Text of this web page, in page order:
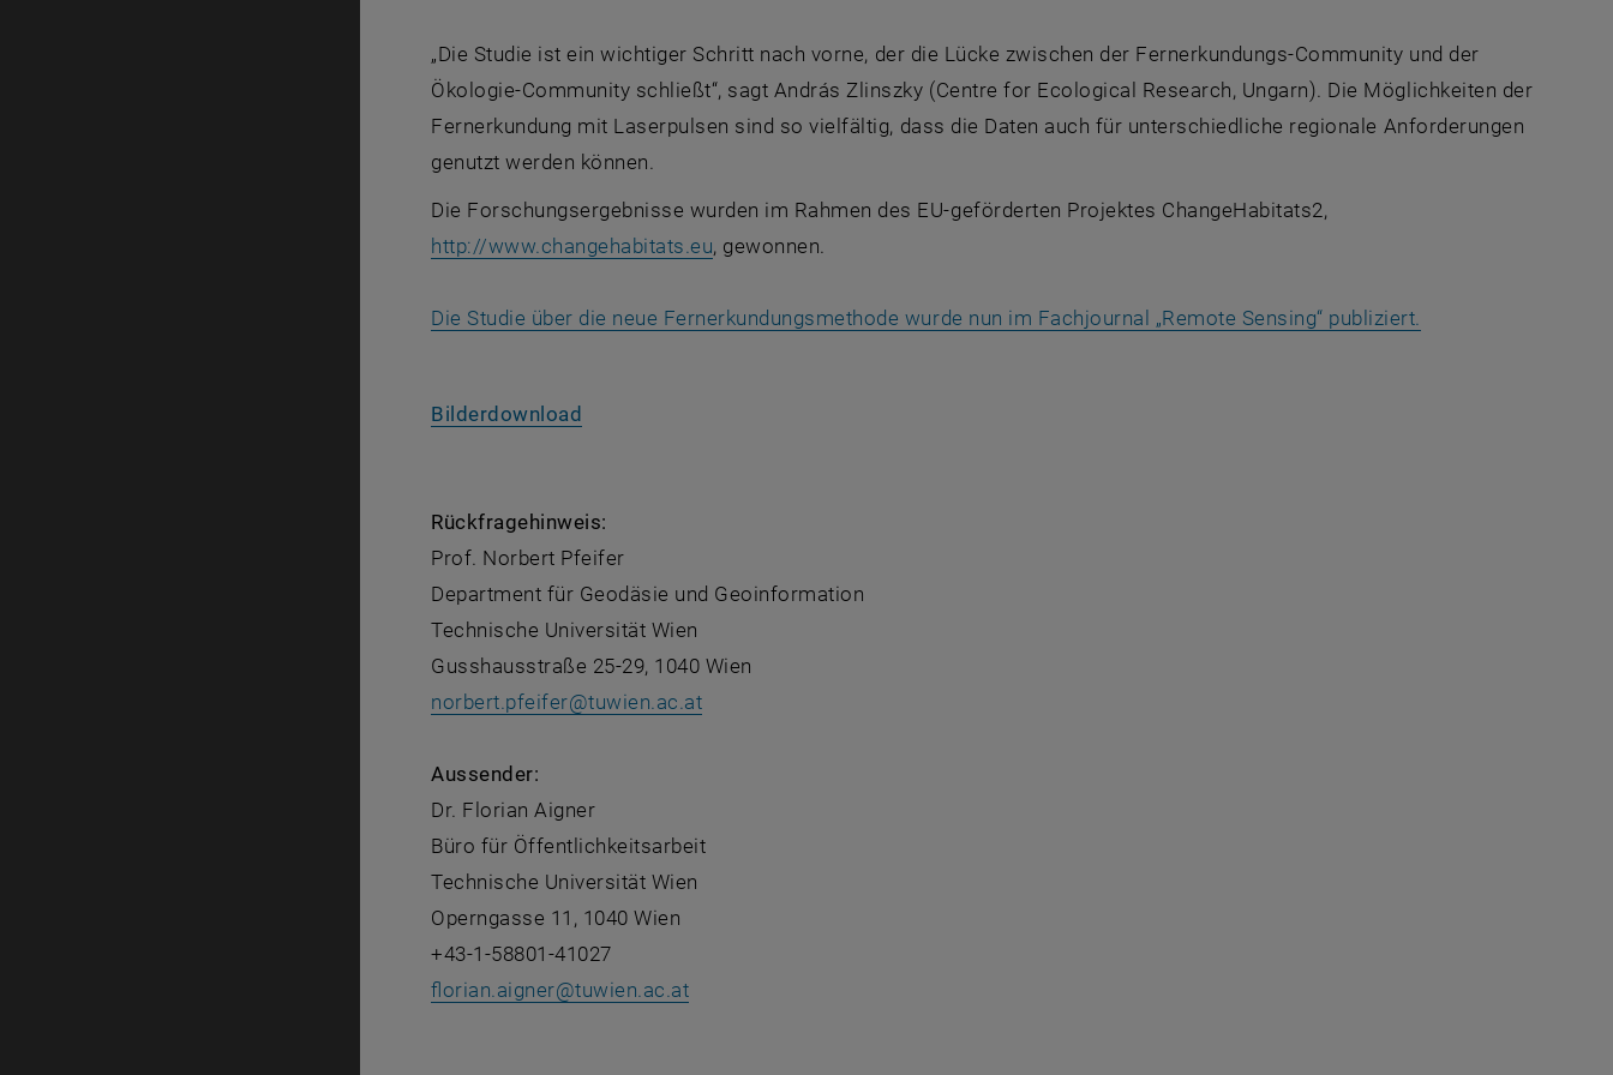
„Die Studie ist ein wichtiger Schritt nach vorne, der die Lücke zwischen der Fernerkundungs-Community und der
Ökologie-Community schließt“, sagt András Zlinszky (Centre for Ecological Research, Ungarn). Die Möglichkeiten der
Fernerkundung mit Laserpulsen sind so vielfältig, dass die Daten auch für unterschiedliche regionale Anforderungen
genutzt werden können.
Die Forschungsergebnisse wurden im Rahmen des EU-geförderten Projektes ChangeHabitats2,
http://www.changehabitats.eu, öffnet eine externe URL in einem neuen Fenster
, gewonnen.
Die Studie über die neue Fernerkundungsmethode wurde nun im Fachjournal „Remote Sensing“ publiziert.
Bilderdownload
Rückfragehinweis:
Prof. Norbert Pfeifer
Department für Geodäsie und Geoinformation
Technische Universität Wien
Gusshausstraße 25-29, 1040 Wien
norbert.pfeifer@tuwien.ac.at
Aussender:
Dr. Florian Aigner
Büro für Öffentlichkeitsarbeit
Technische Universität Wien
Operngasse 11, 1040 Wien
+43-1-58801-41027
florian.aigner@tuwien.ac.at